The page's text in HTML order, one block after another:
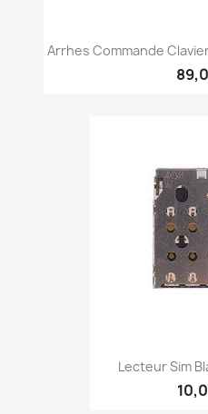
Arrhes Commande
Lecteur Sim